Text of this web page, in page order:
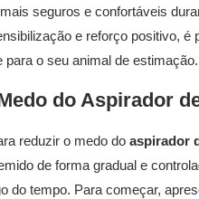
seguros e confortáveis
e reforço positivo,
o seu animal de estimação.
do Aspirador
reduzir o medo do aspirador
de forma gradual e
do tempo. Para começar,